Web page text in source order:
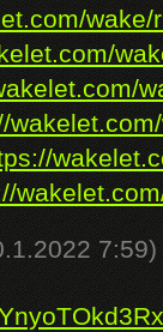
wake/
7:59)